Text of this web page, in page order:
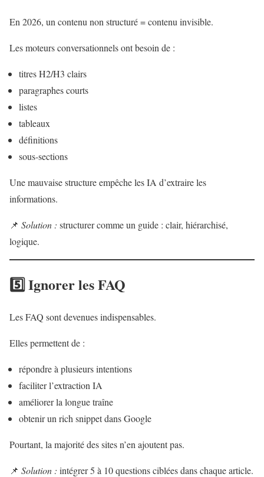
En 2026, un contenu non structuré = contenu invisible.
Les moteurs conversationnels ont besoin de :
titres H2/H3 clairs
paragraphes courts
listes
tableaux
définitions
sous-sections
Une mauvaise structure empêche les IA d’extraire les
informations.
📌 Solution : structurer comme un guide : clair, hiérarchisé,
logique.
5️⃣ Ignorer les FAQ
Les FAQ sont devenues indispensables.
Elles permettent de :
répondre à plusieurs intentions
faciliter l’extraction IA
améliorer la longue traîne
obtenir un rich snippet dans Google
Pourtant, la majorité des sites n’en ajoutent pas.
📌 Solution : intégrer 5 à 10 questions ciblées dans chaque article.